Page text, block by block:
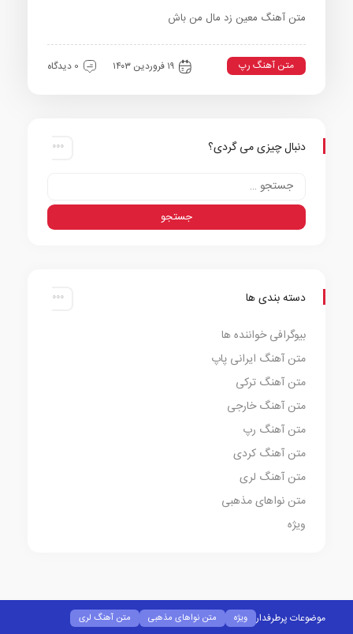
متن آهنگ معین زد مال من باش
متن آهنگ رپ ۱۹ فروردین ۱۴۰۳ 0 دیدگاه
دنبال چیزی می گردی؟
دسته بندی ها
بیوگرافی خواننده ها
متن آهنگ ایرانی پاپ
متن آهنگ ترکی
متن آهنگ خارجی
متن آهنگ رپ
متن آهنگ کردی
متن آهنگ لری
متن نواهای مذهبی
ویژه
موضوعات پرطرفدار ویژه متن نواهای مذهبی
متن آهنگ لری